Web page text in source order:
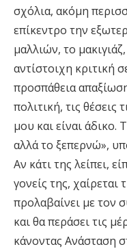
σχόλια, ακόμη
επίκεντρο την
μαλλιών, το
αντίστοιχη κριτική
προσπάθεια
πολιτική, τις θέσεις
μου και είναι άδικο.
αλλά το ξεπερνώ»,
Αν κάτι της λείπει,
γονείς της,
προλαβαίνει με τον
και θα περάσει τις
κάνοντας Ανάσταση